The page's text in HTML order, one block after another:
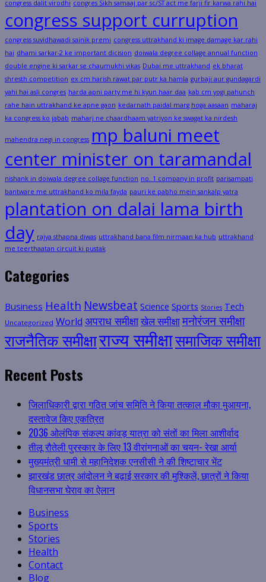
congress dalit virodhi congres Sikh samaaj par sc/ST act me farji fir karwa rahi hai
congress support curruption
congress suvidhawadi sainik premi congress uttrakhand ki image damage kar rahi
hai dhami sarkar-2 ke important dicision doiwala degree collage annual function
double engine ki sarkar se chaumukhi vikas Dubai me uttrakhand ek bharat
shresth competition ex cm harish rawat par putr ka hamla gurbaji aur gundagardi
yahi hai asli congres harda apni party me hi kyun haar daa kab cm yogi pahunch
rahe hain uttrakhand ke apne gaon kedarnath paidal marg hoga aasaan maharaj
ka congress ko jabab maharj ne chaardhaam yatriyon ke swagat ka nirdesh
mahendra negi in congress mp baluni meet
center minister on taramandal
nishank in doiwala degree collage function no. 1 company in profit parisampati
bantware me uttrakhand ko mila fayda pauri ke pabho mein sankalp yatra
plantation on dalai lama birth
day rajya sthapna diwas uttrakhand bana film nirmaan ka hub uttrakhand
me teerthaatan circuit ki pustak
Categories
Business Health Newsbeat Science Sports Stories Tech
Uncategorized World अपराध समीक्षाखेल समीक्षामनोरंजन समीक्षा
राजनैतिक समीक्षाराज्य समीक्षासमाजिक समीक्षा
Recent Posts
जिलाधिकारी द्वारा गठित जांच समिति ने किया तत्काल मौका मुआयना,
दस्तावेज किए एकत्रित
2036 ओलंपिक संकल्प कांवड़ यात्रा को संतों का मिला आशीर्वाद
तीलू रौतेली पुरस्कार के लिए 13 वीरांगनाओं का चयन- रेखा आर्या
मुख्यमंत्री धामी से महानिदेशक एनसीसी ने की शिष्टाचार भेंट
झारखंड छात्र आंदोलन ने बढ़ाई सरकार की मुश्किलें, छात्रों ने किया
विधानसभा घेराव का ऐलान
Business
Sports
Stories
Health
Contact
Blog